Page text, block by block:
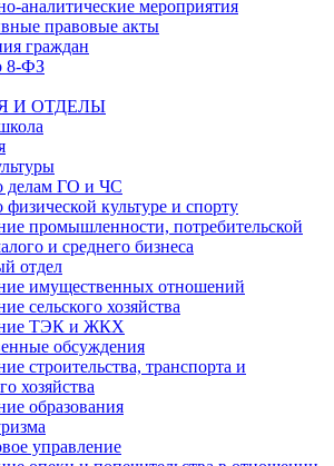
аналитические мероприятия
правовые акты
граждан
8-ФЗ
И ОТДЕЛЫ
делам ГО и ЧС
культуре и спорту
промышленности, потребительской
и среднего бизнеса
отдел
имущественных отношений
сельского хозяйства
ТЭК и ЖКХ
обсуждения
строительства, транспорта и
хозяйства
образования
управление